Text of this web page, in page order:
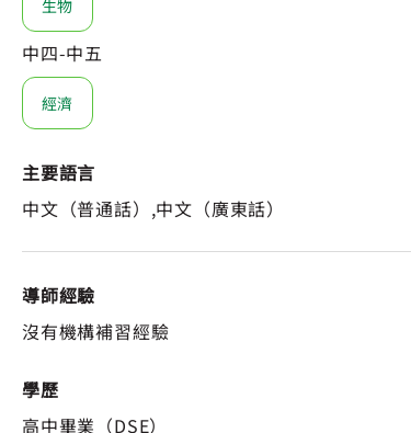
生物
中四-中五
經濟
主要語言
中文（普通話）,中文（廣東話）
導師經驗
沒有機構補習經驗
學歷
高中畢業（DSE）